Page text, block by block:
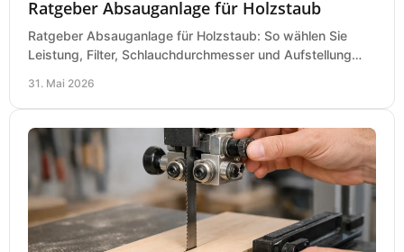
Ratgeber Absauganlage für Holzstaub
Ratgeber Absauganlage für Holzstaub: So wählen Sie
Leistung, Filter, Schlauchdurchmesser und Aufstellung
31. Mai 2026